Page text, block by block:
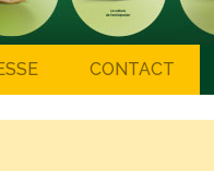
CONTACT